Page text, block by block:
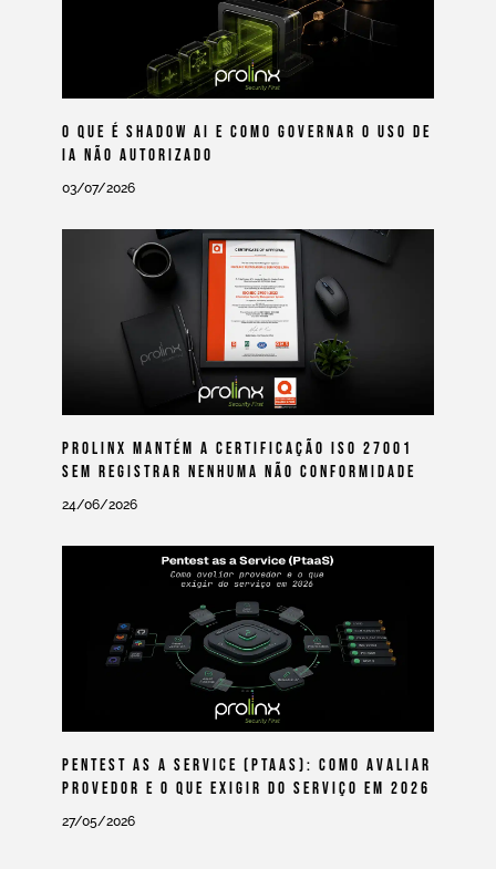
O Que É Shadow AI E Como Governar O Uso De
IA Não Autorizado
03/07/2026
Prolinx Mantém A Certificação ISO 27001
Sem Registrar Nenhuma Não Conformidade
24/06/2026
Pentest As A Service (PtaaS): Como Avaliar
Provedor E O Que Exigir Do Serviço Em 2026
27/05/2026